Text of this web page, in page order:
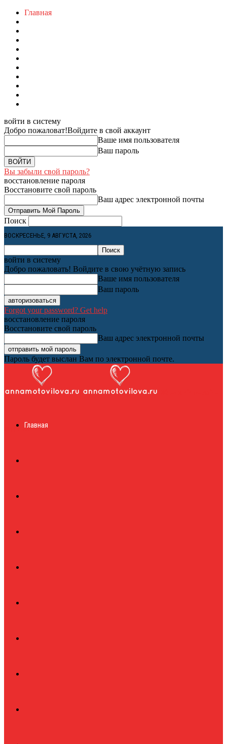
Главная
войти в систему
Добро пожаловат!Войдите в свой аккаунт
Ваше имя пользователя
Ваш пароль
Вы забыли свой пароль?
восстановление пароля
Восстановите свой пароль
Ваш адрес электронной почты
Поиск
ВОСКРЕСЕНЬЕ, 9 АВГУСТА, 2026
войти в систему
Добро пожаловать! Войдите в свою учётную запись
Ваше имя пользователя
Ваш пароль
Forgot your password? Get help
восстановление пароля
Восстановите свой пароль
Ваш адрес электронной почты
Пароль будет выслан Вам по электронной почте.
журналГлавная